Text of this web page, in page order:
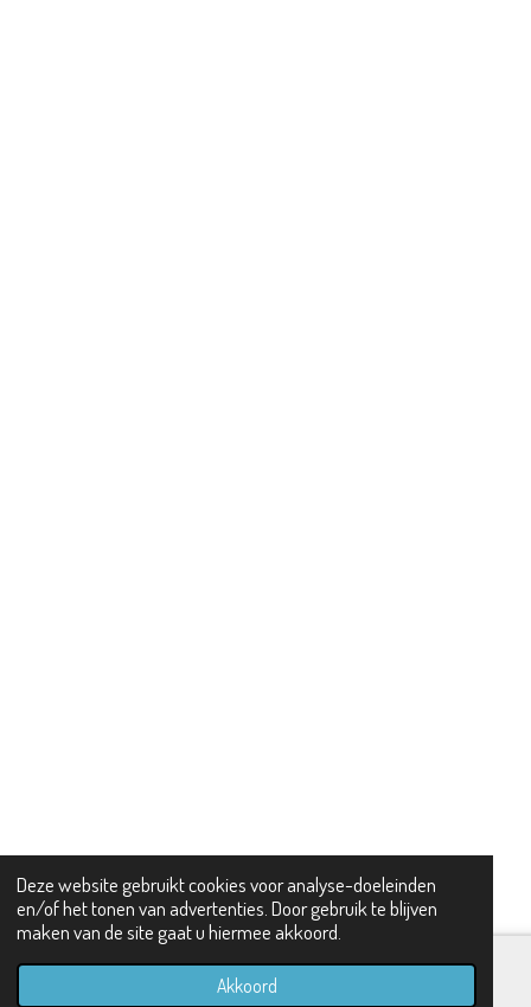
Deze website gebruikt cookies voor analyse-doeleinden
en/of het tonen van advertenties. Door gebruik te blijven
maken van de site gaat u hiermee akkoord.
Akkoord